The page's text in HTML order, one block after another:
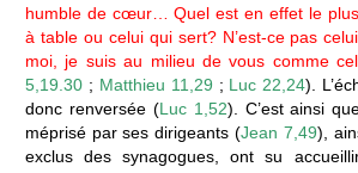
humble de cœur… Quel est en effet le
à table ou celui qui sert? N’est-ce pas
moi, je suis au milieu de vous comme
5,19.30; Matthieu 11,29 ; Luc 22,24).
donc renversée (Luc 1,52). C’est ainsi
méprisé par ses dirigeants (Jean 7,49),
exclus des synagogues, ont su